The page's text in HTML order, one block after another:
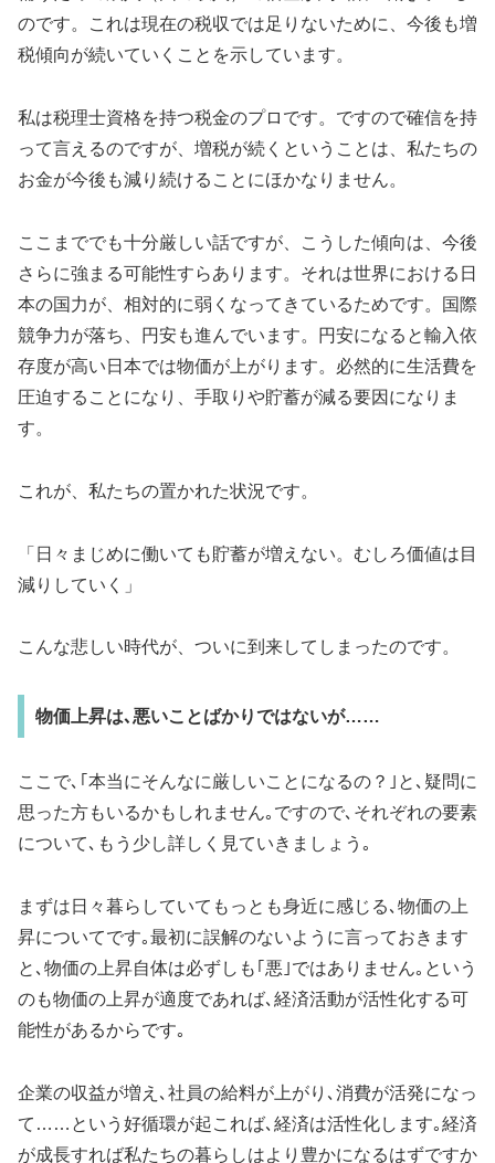
のです。これは現在の税収では足りないために、今後も増
税傾向が続いていくことを示しています。
私は税理士資格を持つ税金のプロです。ですので確信を持
って言えるのですが、増税が続くということは、私たちの
お金が今後も減り続けることにほかなりません。
ここまででも十分厳しい話ですが、こうした傾向は、今後
さらに強まる可能性すらあります。それは世界における日
本の国力が、相対的に弱くなってきているためです。国際
競争力が落ち、円安も進んでいます。円安になると輸入依
存度が高い日本では物価が上がります。必然的に生活費を
圧迫することになり、手取りや貯蓄が減る要因になりま
す。
これが、私たちの置かれた状況です。
「日々まじめに働いても貯蓄が増えない。むしろ価値は目
減りしていく」
こんな悲しい時代が、ついに到来してしまったのです。
物価上昇は､悪いことばかりではないが……
ここで､｢本当にそんなに厳しいことになるの？｣と､疑問に
思った方もいるかもしれません｡ですので､それぞれの要素
について､もう少し詳しく見ていきましょう｡
まずは日々暮らしていてもっとも身近に感じる､物価の上
昇についてです｡最初に誤解のないように言っておきます
と､物価の上昇自体は必ずしも｢悪｣ではありません｡という
のも物価の上昇が適度であれば､経済活動が活性化する可
能性があるからです｡
企業の収益が増え､社員の給料が上がり､消費が活発になっ
て……という好循環が起これば､経済は活性化します｡経済
が成長すれば私たちの暮らしはより豊かになるはずですか